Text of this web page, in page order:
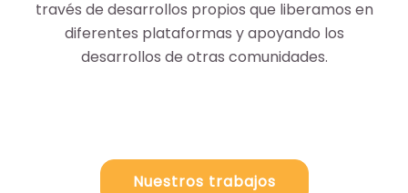
través de desarrollos propios que liberamos en
diferentes plataformas y apoyando los
desarrollos de otras comunidades.
Nuestros trabajos